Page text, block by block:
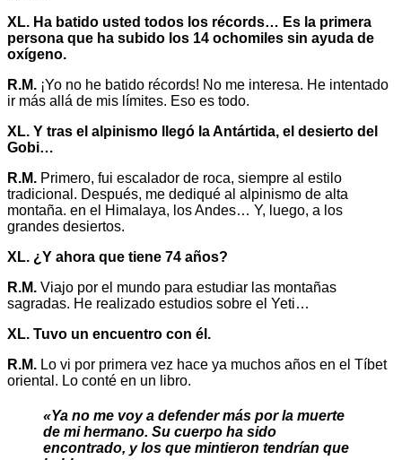
XL. Ha batido usted todos los récords… Es la primera
persona que ha subido los 14 ochomiles sin ayuda de
oxígeno.
R.M. ¡Yo no he batido récords! No me interesa. He intentado
ir más allá de mis límites. Eso es todo.
XL. Y tras el alpinismo llegó la Antártida, el desierto del
Gobi…
R.M. Primero, fui escalador de roca, siempre al estilo
tradicional. Después, me dediqué al alpinismo de alta
montaña. en el Himalaya, los Andes… Y, luego, a los
grandes desiertos.
XL. ¿Y ahora que tiene 74 años?
R.M. Viajo por el mundo para estudiar las montañas
sagradas. He realizado estudios sobre el Yeti…
XL. Tuvo un encuentro con él.
R.M. Lo vi por primera vez hace ya muchos años en el Tíbet
oriental. Lo conté en un libro.
«Ya no me voy a defender más por la muerte
de mi hermano. Su cuerpo ha sido
encontrado, y los que mintieron tendrían que